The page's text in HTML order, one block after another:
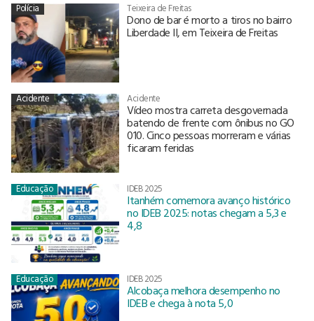
Polícia Teixeira de Freitas
Dono de bar é morto a tiros no bairro
Liberdade II, em Teixeira de Freitas
Acidente Acidente
Vídeo mostra carreta desgovernada
batendo de frente com ônibus no GO
010. Cinco pessoas morreram e várias
ficaram feridas
Educação IDEB 2025
Itanhém comemora avanço histórico
no IDEB 2025: notas chegam a 5,3 e
4,8
Educação IDEB 2025
Alcobaça melhora desempenho no
IDEB e chega à nota 5,0